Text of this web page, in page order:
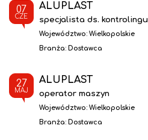
07
CZE
ALUPLAST
specjalista ds. kontrolingu
Województwo: Wielkopolskie
Branża: Dostawca
27
MAJ
ALUPLAST
operator maszyn
Województwo: Wielkopolskie
Branża: Dostawca